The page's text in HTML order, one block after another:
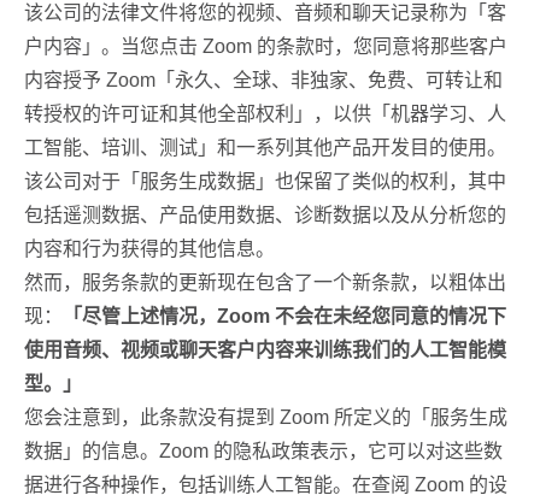
该公司的法律文件将您的视频、音频和聊天记录称为「客
户内容」。当您点击 Zoom 的条款时，您同意将那些客户
内容授予 Zoom「永久、全球、非独家、免费、可转让和
转授权的许可证和其他全部权利」，以供「机器学习、人
工智能、培训、测试」和一系列其他产品开发目的使用。
该公司对于「服务生成数据」也保留了类似的权利，其中
包括遥测数据、产品使用数据、诊断数据以及从分析您的
内容和行为获得的其他信息。
然而，服务条款的更新现在包含了一个新条款，以粗体出
现：
「尽管上述情况，Zoom 不会在未经您同意的情况下
使用音频、视频或聊天客户内容来训练我们的人工智能模
型。」
您会注意到，此条款没有提到 Zoom 所定义的「服务生成
数据」的信息。Zoom 的隐私政策表示，它可以对这些数
据进行各种操作，包括训练人工智能。在查阅 Zoom 的设